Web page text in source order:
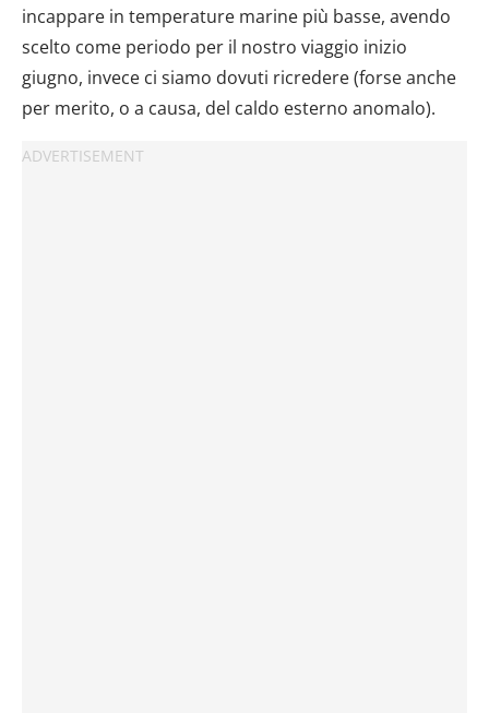
incappare in temperature marine più basse, avendo
scelto come periodo per il nostro viaggio inizio
giugno, invece ci siamo dovuti ricredere (forse anche
per merito, o a causa, del caldo esterno anomalo).